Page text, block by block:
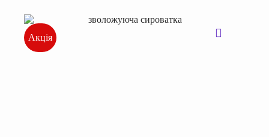
Акція